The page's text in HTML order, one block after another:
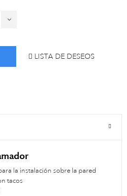
LISTA DE DESEOS
la instalación sobre la pared
tacos